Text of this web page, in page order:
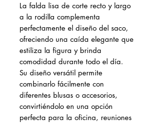
La falda lisa de corte recto y largo
a la rodilla complementa
perfectamente el diseño del saco,
ofreciendo una caída elegante que
estiliza la figura y brinda
comodidad durante todo el día.
Su diseño versátil permite
combinarlo fácilmente con
diferentes blusas o accesorios,
convirtiéndolo en una opción
perfecta para la oficina, reuniones